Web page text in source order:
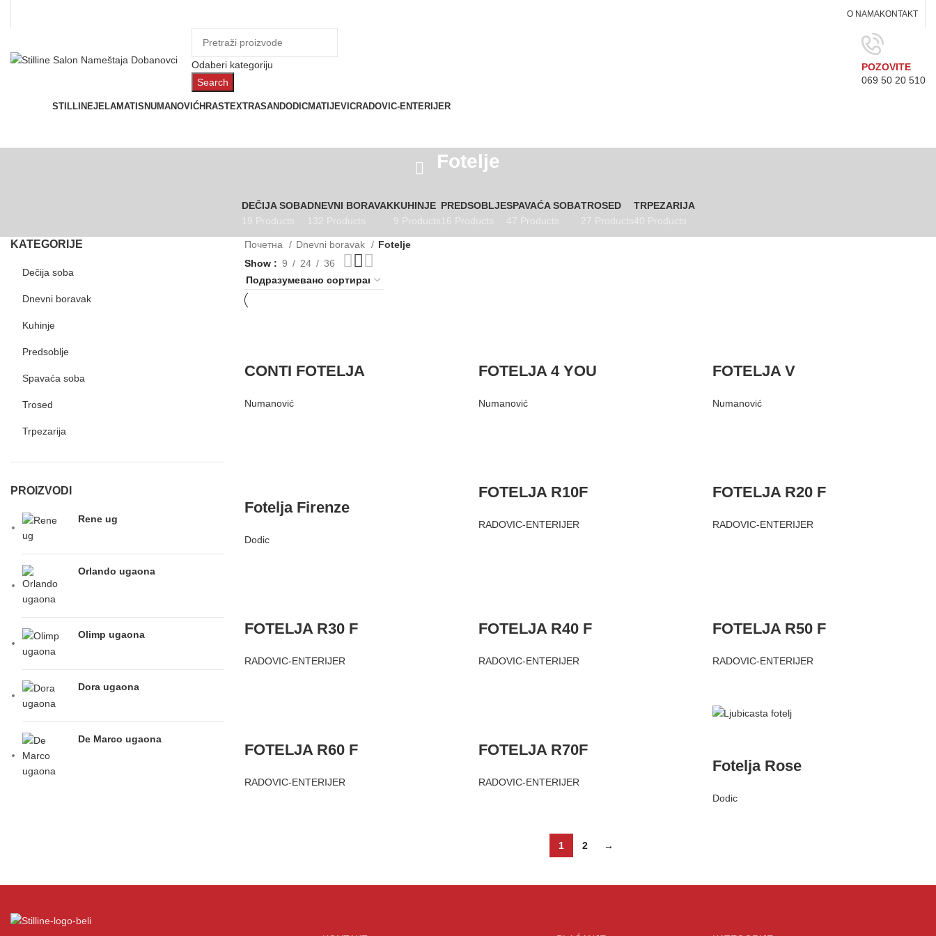
O NAMAKONTAKT
Odaberi kategoriju
Search
POZOVITE
069 50 20 510
STILLINEJELAMATISNUMANOVIĆHRASTEXTRASANDODICMATIJEVICRADOVIC-ENTERIJER
Fotelje
DEČIJA SOBA
19 Products
DNEVNI BORAVAK
132 Products
KUHINJE
9 Products
PREDSOBLJE
16 Products
SPAVAĆA SOBA
47 Products
TROSED
27 Products
TRPEZARIJA
40 Products
KATEGORIJE
Dečija soba
Dnevni boravak
Kuhinje
Predsoblje
Spavaća soba
Trosed
Trpezarija
PROIZVODI
Rene ug
Orlando ugaona
Olimp ugaona
Dora ugaona
De Marco ugaona
Почетна Dnevni boravak
Fotelje
Show
9 24 36
CONTI FOTELJA
Numanović
FOTELJA 4 YOU
Numanović
FOTELJA V
Numanović
Fotelja Firenze
Dodic
FOTELJA R10F
RADOVIC-ENTERIJER
FOTELJA R20 F
RADOVIC-ENTERIJER
FOTELJA R30 F
RADOVIC-ENTERIJER
FOTELJA R40 F
RADOVIC-ENTERIJER
FOTELJA R50 F
RADOVIC-ENTERIJER
FOTELJA R60 F
RADOVIC-ENTERIJER
FOTELJA R70F
RADOVIC-ENTERIJER
Fotelja Rose
Dodic
1 2 →